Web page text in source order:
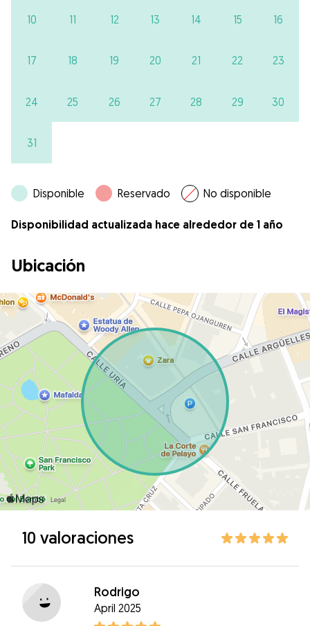
10 11 12 13 14 15 16
17 18 19 20 21 22 23
24 25 26 27 28 29 30
31
Disponible Reservado No disponible
Disponibilidad actualizada hace alrededor de 1 año
Ubicación
10 valoraciones
Rodrigo
April 2025